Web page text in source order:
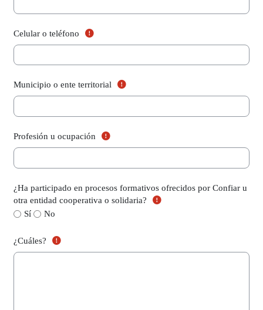
Celular o teléfono
Municipio o ente territorial
Profesión u ocupación
¿Ha participado en procesos formativos ofrecidos por Confiar u
otra entidad cooperativa o solidaria?
¿Ha participado en procesos formativos ofrecidos por
Sí No
¿Cuáles?